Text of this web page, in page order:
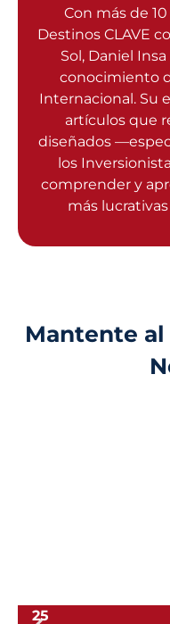
Con más de
Destinos CLAVE
Sol, Daniel
conocimiento
Internacional. Su
artículos que
diseñados
los
comprender y
más
Mantente
25